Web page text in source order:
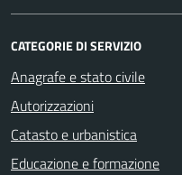
CATEGORIE DI SERVIZIO
Anagrafe e stato civile
Autorizzazioni
Catasto e urbanistica
Educazione e formazione